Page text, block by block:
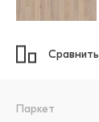
Сравнить
Паркет